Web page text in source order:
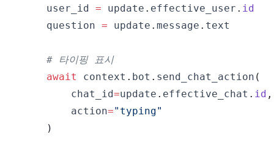
    user_id
= update . effective_user . id
    question
= update . message .
# 타이핑 표시
await
context . bot . send_chat_action (
        chat_id
=update . effective_chat . id ,
        action
="typing"
)